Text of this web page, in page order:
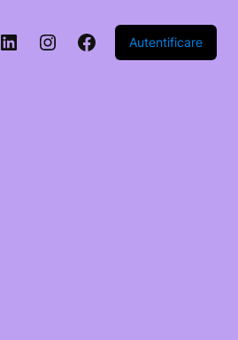
LinkedInInstagram
Facebook
Autentificare